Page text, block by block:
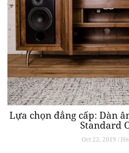
Lựa chọn đẳng cấp: Dàn
Standard
Oct 22, 2019 /